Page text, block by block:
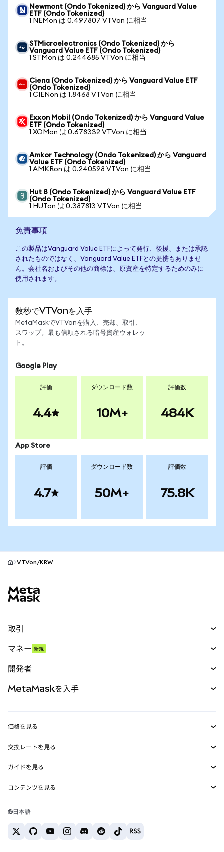
Newmont (Ondo Tokenized) から Vanguard Value
ETF (Ondo Tokenized)
1 NEMon は 0.497807 VTVon に相当
STMicroelectronics (Ondo Tokenized) から
Vanguard Value ETF (Ondo Tokenized)
1 STMon は 0.244685 VTVon に相当
Ciena (Ondo Tokenized) から Vanguard Value ETF
(Ondo Tokenized)
1 CIENon は 1.8468 VTVon に相当
Exxon Mobil (Ondo Tokenized) から Vanguard Value
ETF (Ondo Tokenized)
1 XOMon は 0.678332 VTVon に相当
Amkor Technology (Ondo Tokenized) から Vanguard
Value ETF (Ondo Tokenized)
1 AMKRon は 0.240598 VTVon に相当
Hut 8 (Ondo Tokenized) から Vanguard Value ETF
(Ondo Tokenized)
1 HUTon は 0.387813 VTVon に相当
免責事項
この製品はVanguard Value ETFによって発行、後援、または承認
されたものではなく、Vanguard Value ETFとの提携もありませ
ん。会社名およびその他の商標は、原資産を特定するためのみに
使用されます。
数秒でVTVonを入手
MetaMaskでVTVonを購入、売却、取引、
スワップ。最も信頼される暗号資産ウォレッ
ト。
Google Play
評価
4.4
ダウンロード数
10M+
評価数
484K
App Store
評価
4.7
ダウンロード数
50M+
評価数
75.8K
VTVon/KRW
取引
パーペチュアル
RWA
マネー 新規
開発者
MetaMask Connect
Snaps
Web3サービス
MetaMaskを入手
セキュリティ
サポート
キャリア
お問い合わせ
価格を見る
イーサリアムの価格
Solanaの価格
Tetherの価格
交換レートを見る
ETH→USD
USDT→INR
BTC→INR
ETH→USDT
ガイドを見る
ETHの購入
USDTの購入
コンテンツを見る
Solanaウォレット
日本語